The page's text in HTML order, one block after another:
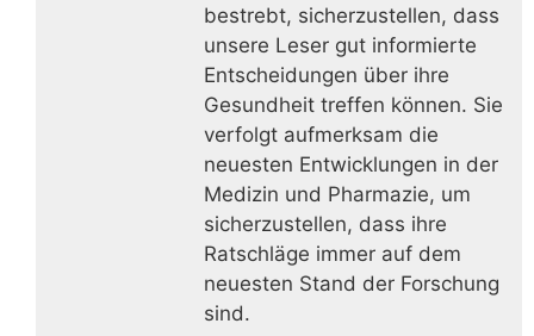
bestrebt, sicherzustellen, dass
unsere Leser gut informierte
Entscheidungen über ihre
Gesundheit treffen können. Sie
verfolgt aufmerksam die
neuesten Entwicklungen in der
Medizin und Pharmazie, um
sicherzustellen, dass ihre
Ratschläge immer auf dem
neuesten Stand der Forschung
sind.